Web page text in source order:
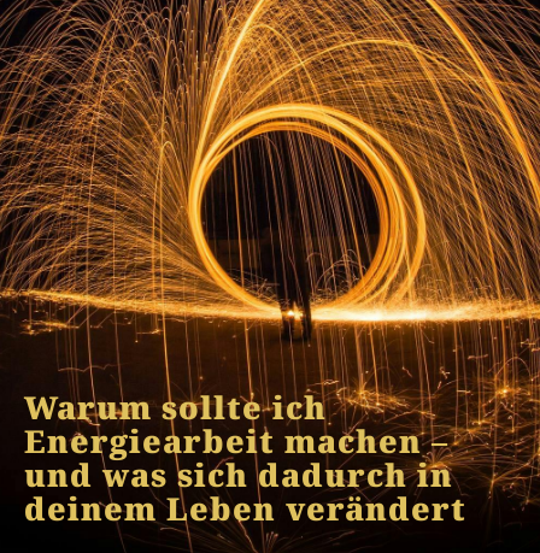
Warum sollte ich
Energiearbeit machen –
und was sich dadurch in
deinem Leben verändert